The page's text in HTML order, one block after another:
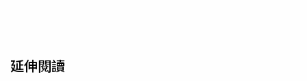
延伸閱讀